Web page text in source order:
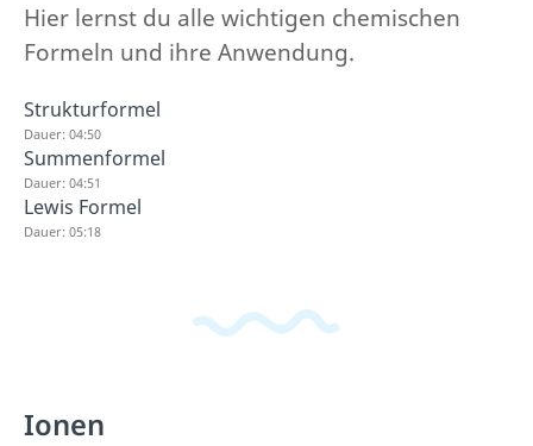
Hier lernst du alle wichtigen chemischen
Formeln und ihre Anwendung.
Strukturformel
Dauer: 04:50
Summenformel
Dauer: 04:51
Lewis Formel
Dauer: 05:18
Ionen